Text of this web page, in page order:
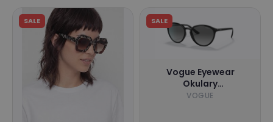
SALE SALE
Vogue Eyewear
Okulary
Przeciwsłoneczne
VOGUE